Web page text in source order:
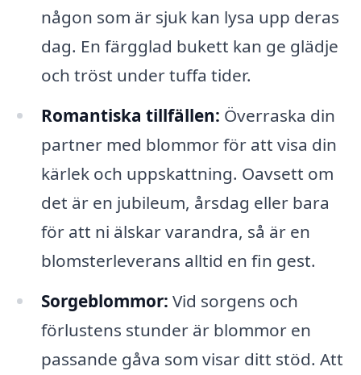
någon som är sjuk kan lysa upp deras
dag. En färgglad bukett kan ge glädje
och tröst under tuffa tider.
Romantiska tillfällen: Överraska din
partner med blommor för att visa din
kärlek och uppskattning. Oavsett om
det är en jubileum, årsdag eller bara
för att ni älskar varandra, så är en
blomsterleverans alltid en fin gest.
Sorgeblommor: Vid sorgens och
förlustens stunder är blommor en
passande gåva som visar ditt stöd. Att